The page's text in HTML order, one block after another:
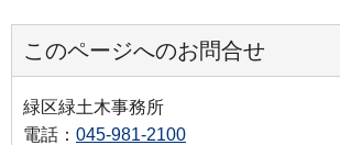
このページへのお問合せ
緑区緑土木事務所
電話： 045-981-2100